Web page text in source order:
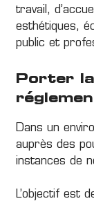
travail,
esthétiques,
public et
Porter
Dans un
auprès des
instances de
L’objectif est